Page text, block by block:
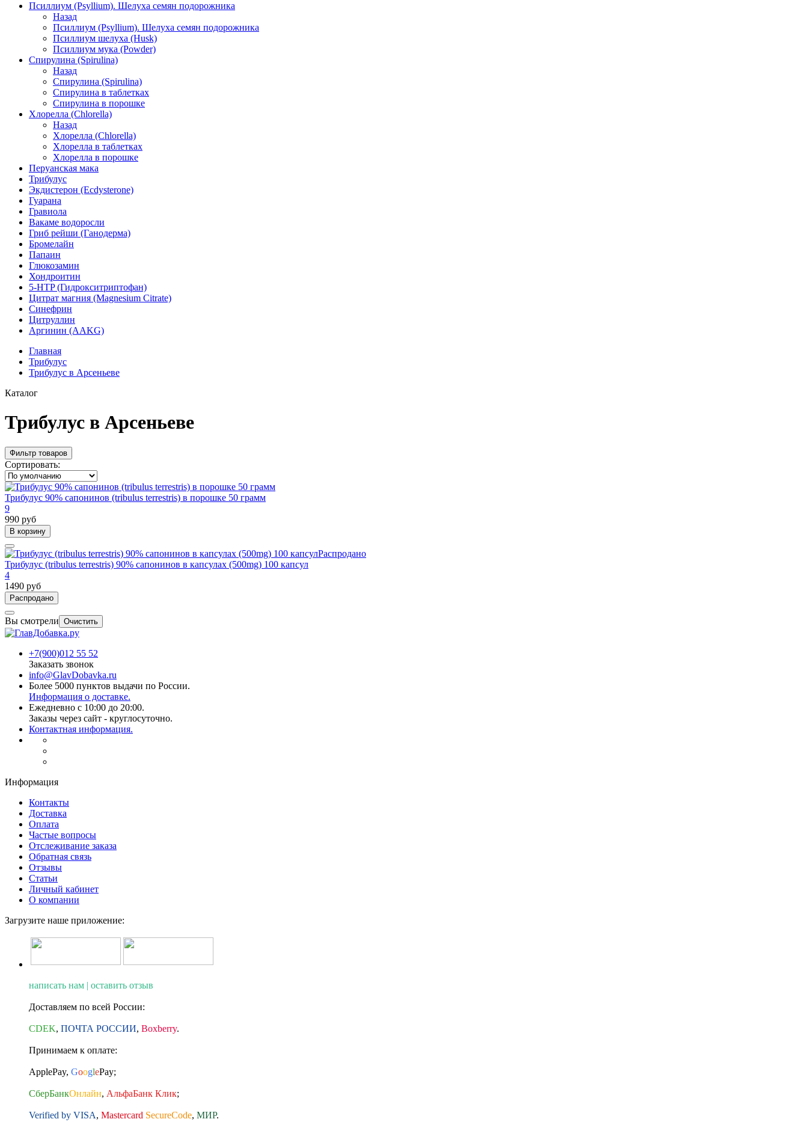
Псиллиум (Psyllium). Шелуха семян подорожника
Назад
Псиллиум (Psyllium). Шелуха семян подорожника
Псиллиум шелуха (Husk)
Псиллиум мука (Powder)
Спирулина (Spirulina)
Назад
Спирулина (Spirulina)
Спирулина в таблетках
Спирулина в порошке
Хлорелла (Chlorella)
Назад
Хлорелла (Chlorella)
Хлорелла в таблетках
Хлорелла в порошке
Перуанская мака
Трибулус
Экдистерон (Ecdysterone)
Гуарана
Гравиола
Вакаме водоросли
Гриб рейши (Ганодерма)
Бромелайн
Папаин
Глюкозамин
Хондроитин
5-HTP (Гидрокситриптофан)
Цитрат магния (Magnesium Citrate)
Синефрин
Цитруллин
Аргинин (AAKG)
Главная
Трибулус
Трибулус в Арсеньеве
Каталог
Трибулус в Арсеньеве
Фильтр товаров
Сортировать:
Трибулус 90% сапонинов (tribulus terrestris) в порошке 50 грамм
9
990 руб
В корзину
Распродано
Трибулус (tribulus terrestris) 90% сапонинов в капсулах (500mg) 100 капсул
4
1490 руб
Распродано
Вы смотрели Очистить
+7(900)012 55 52
Заказать звонок
info@GlavDobavka.ru
Более 5000 пунктов выдачи по России.
Информация о доставке.
Ежедневно с 10:00 до 20:00.
Заказы через сайт - круглосуточно.
Контактная информация.
Информация
Контакты
Доставка
Оплата
Частые вопросы
Отслеживание заказа
Обратная связь
Отзывы
Статьи
Личный кабинет
О компании
Загрузите наше приложение:
написать нам | оставить отзыв
Доставляем по всей России:
CDEK, ПОЧТА РОССИИ, Boxberry.
Принимаем к оплате:
ApplePay, GooglePay;
СберБанкОнлайн, АльфаБанк Клик;
Verified by VISA, Mastercard SecureCode, МИР.